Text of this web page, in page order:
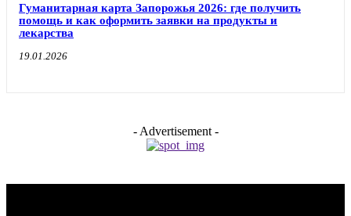
Гуманитарная карта Запорожья 2026: где получить
помощь и как оформить заявки на продукты и
лекарства
19.01.2026
- Advertisement -